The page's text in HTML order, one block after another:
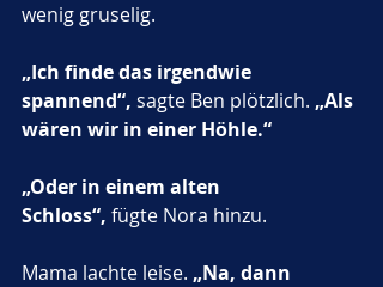
wenig gruselig.
„Ich finde das irgendwie
spannend“, sagte Ben plötzlich. „Als
wären wir in einer Höhle.“
„Oder in einem alten
Schloss“, fügte Nora hinzu.
Mama lachte leise. „Na, dann